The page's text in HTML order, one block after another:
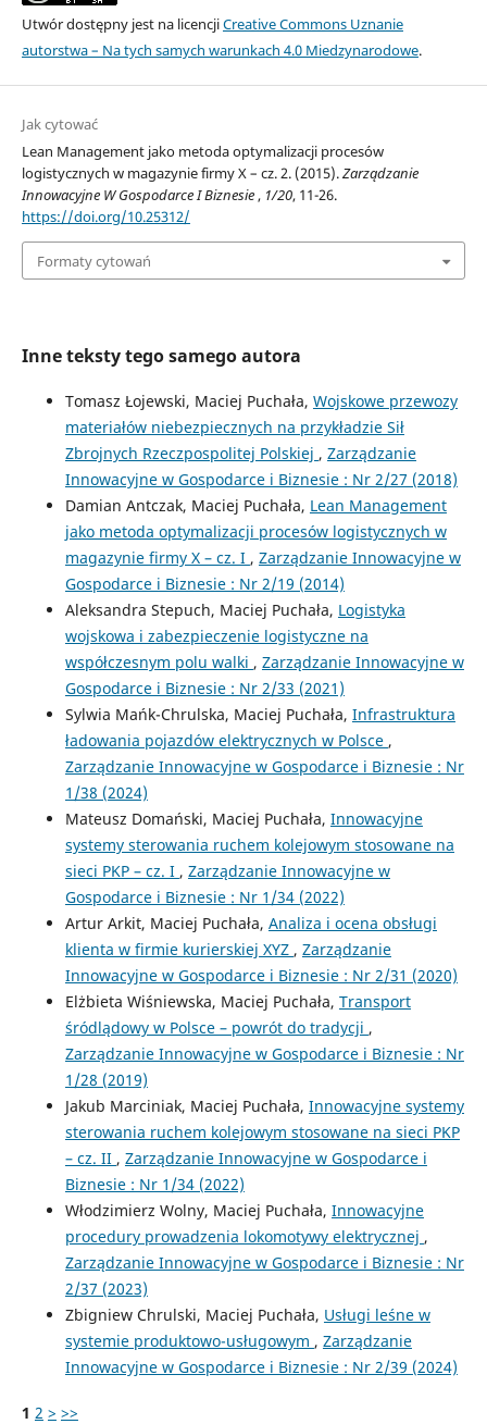
Utwór dostępny jest na licencjiCreative Commons Uznanie
autorstwa – Na tych samych warunkach 4.0 Miedzynarodowe.
Jak cytować
Lean Management jako metoda optymalizacji procesów
logistycznych w magazynie firmy X – cz. 2. (2015).Zarządzanie
Innowacyjne W Gospodarce I Biznesie, 1/20, 11-26.
https://doi.org/10.25312/
Formaty cytowań
Inne teksty tego samego autora
Tomasz Łojewski, Maciej Puchała, Wojskowe przewozy
materiałów niebezpiecznych na przykładzie Sił
Zbrojnych Rzeczpospolitej Polskiej , Zarządzanie
Innowacyjne w Gospodarce i Biznesie : Nr 2/27 (2018)
Damian Antczak, Maciej Puchała, Lean Management
jako metoda optymalizacji procesów logistycznych w
magazynie firmy X – cz. I , Zarządzanie Innowacyjne w
Gospodarce i Biznesie : Nr 2/19 (2014)
Aleksandra Stepuch, Maciej Puchała, Logistyka
wojskowa i zabezpieczenie logistyczne na
współczesnym polu walki , Zarządzanie Innowacyjne w
Gospodarce i Biznesie : Nr 2/33 (2021)
Sylwia Mańk-Chrulska, Maciej Puchała, Infrastruktura
ładowania pojazdów elektrycznych w Polsce ,
Zarządzanie Innowacyjne w Gospodarce i Biznesie : Nr
1/38 (2024)
Mateusz Domański, Maciej Puchała, Innowacyjne
systemy sterowania ruchem kolejowym stosowane na
sieci PKP – cz. I , Zarządzanie Innowacyjne w
Gospodarce i Biznesie : Nr 1/34 (2022)
Artur Arkit, Maciej Puchała, Analiza i ocena obsługi
klienta w firmie kurierskiej XYZ , Zarządzanie
Innowacyjne w Gospodarce i Biznesie : Nr 2/31 (2020)
Elżbieta Wiśniewska, Maciej Puchała, Transport
śródlądowy w Polsce – powrót do tradycji ,
Zarządzanie Innowacyjne w Gospodarce i Biznesie : Nr
1/28 (2019)
Jakub Marciniak, Maciej Puchała, Innowacyjne systemy
sterowania ruchem kolejowym stosowane na sieci PKP
– cz. II , Zarządzanie Innowacyjne w Gospodarce i
Biznesie : Nr 1/34 (2022)
Włodzimierz Wolny, Maciej Puchała, Innowacyjne
procedury prowadzenia lokomotywy elektrycznej ,
Zarządzanie Innowacyjne w Gospodarce i Biznesie : Nr
2/37 (2023)
Zbigniew Chrulski, Maciej Puchała, Usługi leśne w
systemie produktowo-usługowym , Zarządzanie
Innowacyjne w Gospodarce i Biznesie : Nr 2/39 (2024)
1 2 > >>